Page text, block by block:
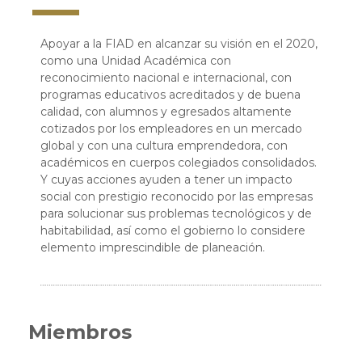
Apoyar a la FIAD en alcanzar su visión en el 2020,
como una Unidad Académica con
reconocimiento nacional e internacional, con
programas educativos acreditados y de buena
calidad, con alumnos y egresados altamente
cotizados por los empleadores en un mercado
global y con una cultura emprendedora, con
académicos en cuerpos colegiados consolidados.
Y cuyas acciones ayuden a tener un impacto
social con prestigio reconocido por las empresas
para solucionar sus problemas tecnológicos y de
habitabilidad, así como el gobierno lo considere
elemento imprescindible de planeación.
Miembros